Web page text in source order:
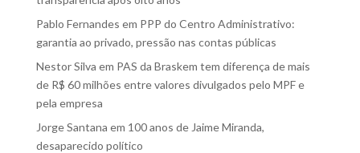
Pablo Fernandes em PPP do Centro Administrativo:
garantia ao privado, pressão nas contas públicas
Nestor Silva em PAS da Braskem tem diferença de mais
de R$ 60 milhões entre valores divulgados pelo MPF e
pela empresa
Jorge Santana em 100 anos de Jaime Miranda,
desaparecido político